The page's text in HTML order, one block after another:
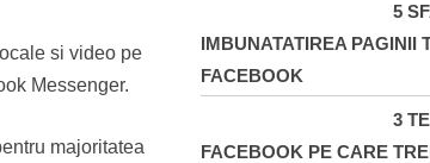
si video pe
Messenger.
majoritatea
5
IMBUNATATIREA PAGINII
FACEBOOK
3
FACEBOOK PE CARE